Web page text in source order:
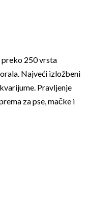
250 vrsta
Najveći izložbeni
Pravljenje
za pse, mačke i